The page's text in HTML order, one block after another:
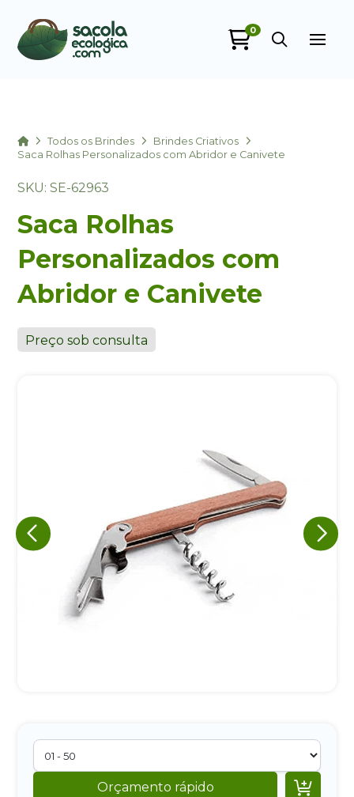
0
HomeTodos os Brindes
Brindes Criativos
Saca Rolhas Personalizados com Abridor e Canivete
SKU: SE-62963
Saca Rolhas
Personalizados com
Abridor e Canivete
Preço sob consulta
Orçamento rápido 
+55
sua privacidade, utilizaremos seus dados apenas para fins
de marketing. Você pode alterar suas preferências a
Iniciar conversa